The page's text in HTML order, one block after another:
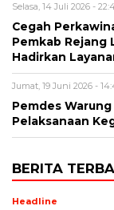
Selasa, 14 Juli 2026 -
Cegah
Pemkab Rejang
Hadirkan
Jumat, 19 Juni 2026 -
Pemdes
Pelaksanaan
BERITA
Headline